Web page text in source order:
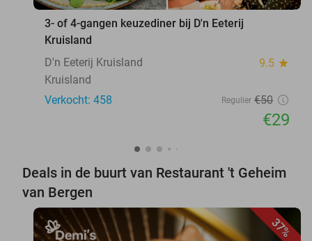
3- of 4-gangen keuzediner bij D'n Eeterij
Kruisland
D'n Eeterij Kruisland
9.5 star
Kruisland
Verkocht: 458
Regulier €50
€29
Deals in de buurt van Restaurant 't Geheim
van Bergen
37%